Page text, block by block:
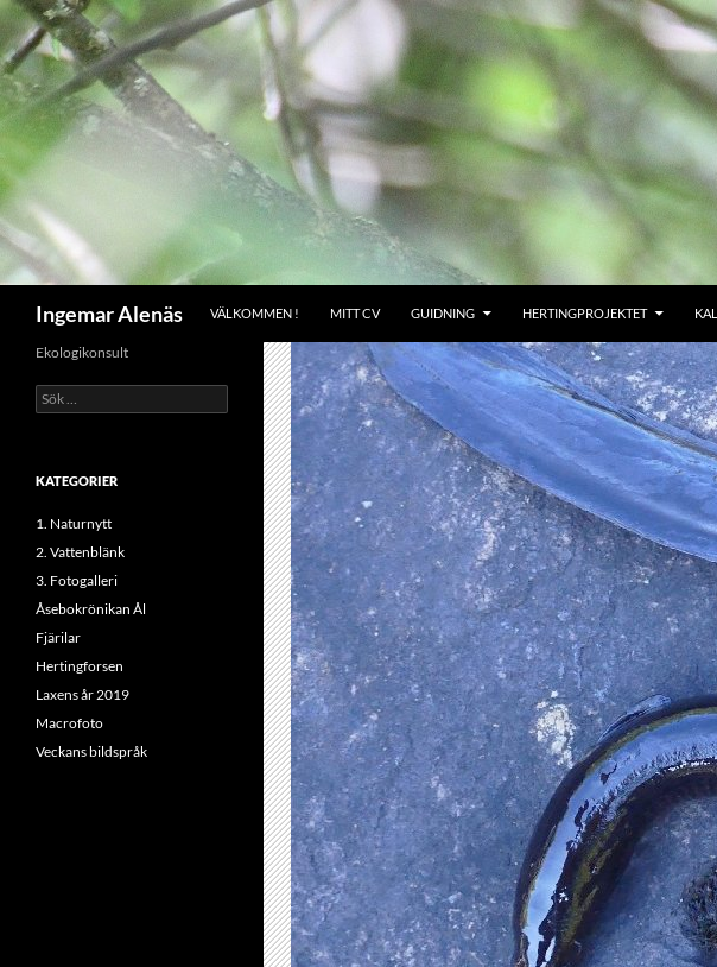
Hoppa
till
innehåll
Ingemar Alenäs VÄLKOMMEN ! MITT CV GUIDNING HERTINGPROJEKTET
Ekologikonsult
Sök
efter:
KATEGORIER
1. Naturnytt
2. Vattenblänk
3. Fotogalleri
Åsebokrönikan Ål
Fjärilar
Hertingforsen
Laxens år 2019
Macrofoto
Veckans bildspråk